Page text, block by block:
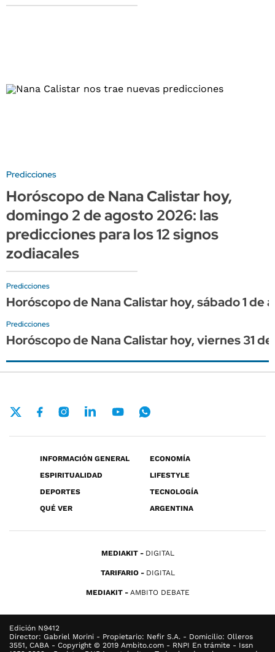
Predicciones
Horóscopo de Nana Calistar hoy,
domingo 2 de agosto 2026: las
predicciones para los 12 signos
zodiacales
Predicciones
Horóscopo de Nana Calistar hoy, sábado 1 de
Predicciones
Horóscopo de Nana Calistar hoy, viernes 31
INFORMACIÓN GENERAL
ECONOMÍA
ESPIRITUALIDAD
LIFESTYLE
DEPORTES
TECNOLOGÍA
QUÉ VER
ARGENTINA
MEDIAKIT DIGITAL
TARIFARIO DIGITAL
MEDIAKIT AMBITO DEBATE
Edición N9412
Director: Gabriel Morini - Propietario: Nefir S.A. - Domicilio: Olleros
3551, CABA - Copyright © 2019 Ambito.com - RNPI En trámite - Issn